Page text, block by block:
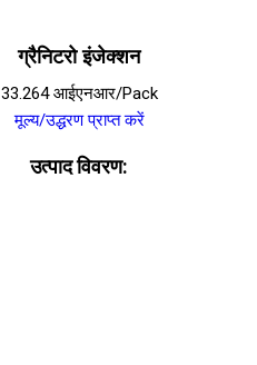
ग्रैनिटरो इंजेक्शन
33.264 आईएनआर/Pack
मूल्य/उद्धरण प्राप्त करें
उत्पाद विवरण: